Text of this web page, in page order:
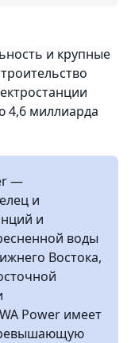
и крупные
4,6 миллиарда
—
и
и
воды
Востока,
Power имеет